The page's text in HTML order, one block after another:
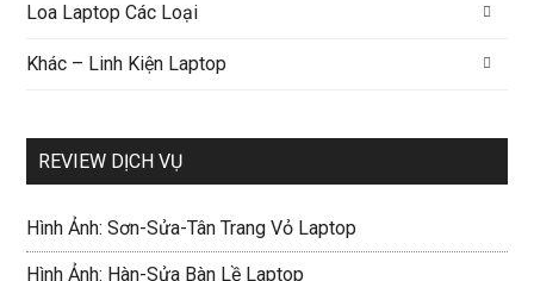
Loa Laptop Các Loại
Khác – Linh Kiện Laptop
REVIEW DỊCH VỤ
Hình Ảnh: Sơn-Sửa-Tân Trang Vỏ Laptop
Hình Ảnh: Hàn-Sửa Bàn Lề Laptop